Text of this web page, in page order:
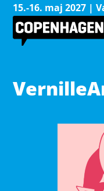
15.-16. maj 2027 |